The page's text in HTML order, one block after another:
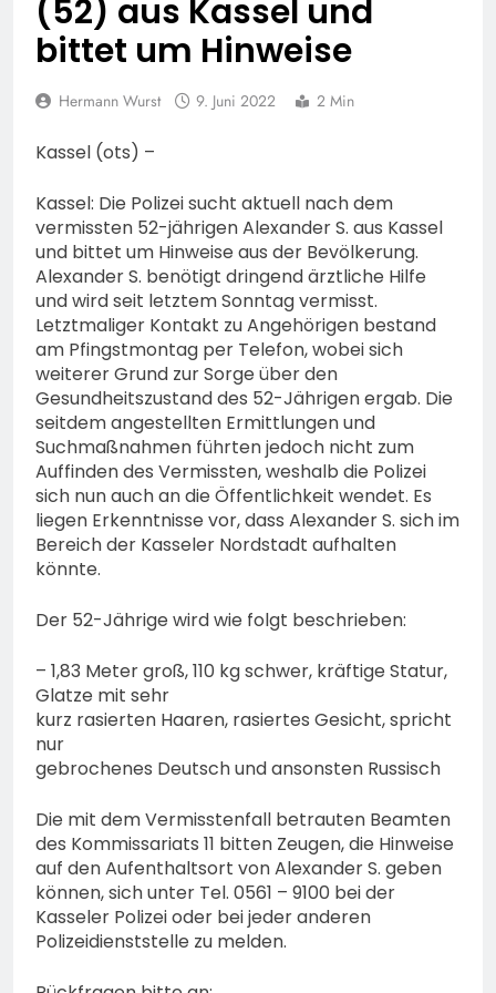
74-jähriger Claus-Peter
H. weiterhin vermisst –
Erneute Veröffentlichung
6. August 2026
(52) aus Kassel und
bittet um Hinweise
Hermann Wurst 9. Juni 2022 2 Min
Kassel (ots) –
Kassel: Die Polizei sucht aktuell nach dem
vermissten 52-jährigen Alexander S. aus Kassel
und bittet um Hinweise aus der Bevölkerung.
Alexander S. benötigt dringend ärztliche Hilfe
und wird seit letztem Sonntag vermisst.
Letztmaliger Kontakt zu Angehörigen bestand
am Pfingstmontag per Telefon, wobei sich
weiterer Grund zur Sorge über den
Gesundheitszustand des 52-Jährigen ergab. Die
seitdem angestellten Ermittlungen und
Suchmaßnahmen führten jedoch nicht zum
Auffinden des Vermissten, weshalb die Polizei
sich nun auch an die Öffentlichkeit wendet. Es
liegen Erkenntnisse vor, dass Alexander S. sich im
Bereich der Kasseler Nordstadt aufhalten
könnte.
Der 52-Jährige wird wie folgt beschrieben:
– 1,83 Meter groß, 110 kg schwer, kräftige Statur,
Glatze mit sehr
kurz rasierten Haaren, rasiertes Gesicht, spricht
nur
gebrochenes Deutsch und ansonsten Russisch
Die mit dem Vermisstenfall betrauten Beamten
des Kommissariats 11 bitten Zeugen, die Hinweise
auf den Aufenthaltsort von Alexander S. geben
können, sich unter Tel. 0561 – 9100 bei der
Kasseler Polizei oder bei jeder anderen
Polizeidienststelle zu melden.